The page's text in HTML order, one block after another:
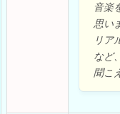
音楽
思い
リア
など
聞こ